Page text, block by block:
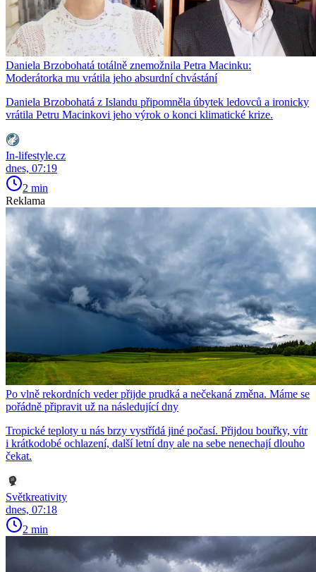
Daniela Brzobohatá totálně znemožnila Petra Macinku:
Moderátorka mu vrátila jeho absurdní chvástání
Daniela Brzobohatá z Islandu připomněla úbytek ledovců a ironicky
vrátila Petru Macinkovi jeho výrok o konci klimatické krize.
In-lifestyle.cz
dnes, 07:19
2 min
Reklama
Po vlně rekordních veder přijde prudká a nečekaná změna. Máme se
pořádně připravit už na následující dny
Tropické teploty u nás brzy vystřídá jiné počasí. Přijdou bouřky, vítr
i krátkodobé ochlazení, další letní dny ale na sebe nenechají dlouho
čekat.
Světkreativity
dnes, 07:18
2 min